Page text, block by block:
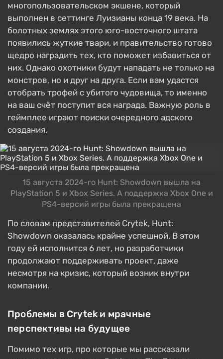
многопользовательском экшене, который
выполнен в сеттинге Луизианы конца 19 века. На
болотных землях этого юго-восточного штата
появились жуткие твари, и правительство готово
щедро наградить тех, кто поможет избавиться от
них. Однако охотники будут нападать не только на
монстров, но и друг на друга. Если вам удастся
отобрать трофей с убитого чудовища, то именно
на ваш счёт поступит вся награда. Важную роль в
геймплее играют поиски очередного адского
создания.
15 августа 2024-го Hunt: Showdown вышла на
PlayStation 5 и Xbox Series. А поддержка Xbox One и
PS4-версий игры была прекращена
По словам представителей Crytek, Hunt:
Showdown оказалась крайне успешной. В этом
году ей исполнится 6 лет, но разработчики
продолжают поддерживать проект, даже
несмотря на кризис, который возник внутри
компании.
Проблемы в Crytek и мрачные
перспективы на будущее
Помимо тех игр, про которые мы рассказали